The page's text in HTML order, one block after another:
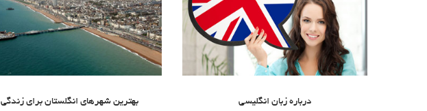
بهترین شهرهای انگلستان برای زندگی درباره زبان انگلیسی